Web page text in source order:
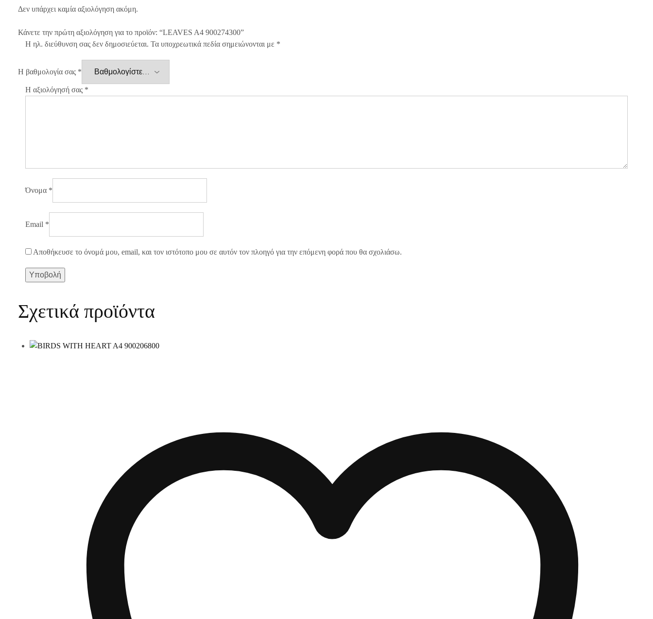
Δεν υπάρχει καμία αξιολόγηση ακόμη.
Κάνετε την πρώτη αξιολόγηση για το προϊόν: “LEAVES A4 900274300”
Η ηλ. διεύθυνση σας δεν δημοσιεύεται. Τα υποχρεωτικά πεδία σημειώνονται με *
Η βαθμολογία σας *
Η αξιολόγησή σας *
Όνομα *
Email *
Αποθήκευσε το όνομά μου, email, και τον ιστότοπο μου σε αυτόν τον πλοηγό για την επόμενη φορά που θα σχολιάσω.
Σχετικά προϊόντα